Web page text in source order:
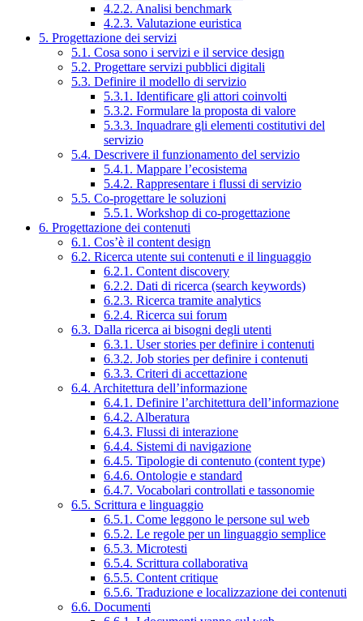
4.2.2. Analisi benchmark
4.2.3. Valutazione euristica
5. Progettazione dei servizi
5.1. Cosa sono i servizi e il service design
5.2. Progettare servizi pubblici digitali
5.3. Definire il modello di servizio
5.3.1. Identificare gli attori coinvolti
5.3.2. Formulare la proposta di valore
5.3.3. Inquadrare gli elementi costitutivi del
servizio
5.4. Descrivere il funzionamento del servizio
5.4.1. Mappare l’ecosistema
5.4.2. Rappresentare i flussi di servizio
5.5. Co-progettare le soluzioni
5.5.1. Workshop di co-progettazione
6. Progettazione dei contenuti
6.1. Cos’è il content design
6.2. Ricerca utente sui contenuti e il linguaggio
6.2.1. Content discovery
6.2.2. Dati di ricerca (search keywords)
6.2.3. Ricerca tramite analytics
6.2.4. Ricerca sui forum
6.3. Dalla ricerca ai bisogni degli utenti
6.3.1. User stories per definire i contenuti
6.3.2. Job stories per definire i contenuti
6.3.3. Criteri di accettazione
6.4. Architettura dell’informazione
6.4.1. Definire l’architettura dell’informazione
6.4.2. Alberatura
6.4.3. Flussi di interazione
6.4.4. Sistemi di navigazione
6.4.5. Tipologie di contenuto (content type)
6.4.6. Ontologie e standard
6.4.7. Vocabolari controllati e tassonomie
6.5. Scrittura e linguaggio
6.5.1. Come leggono le persone sul web
6.5.2. Le regole per un linguaggio semplice
6.5.3. Microtesti
6.5.4. Scrittura collaborativa
6.5.5. Content critique
6.5.6. Traduzione e localizzazione dei contenuti
6.6. Documenti